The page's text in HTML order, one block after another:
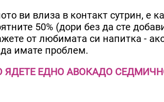
ви влиза в контакт сутрин, е
50% (дори без да сте
от любимата си напитка -
имате проблем.
ЯДЕТЕ ЕДНО АВОКАДО